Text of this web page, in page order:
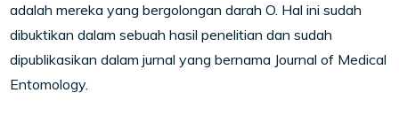
adalah mereka yang bergolongan darah O. Hal ini sudah
dibuktikan dalam sebuah hasil penelitian dan sudah
dipublikasikan dalam jurnal yang bernama Journal of Medical
Entomology.